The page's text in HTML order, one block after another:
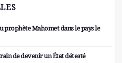
prophète Mahomet dans le pays le
de devenir un État détesté